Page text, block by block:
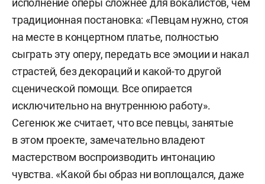
исполнение оперы сложнее для вокалистов, чем
традиционная постановка: «Певцам нужно, стоя
на месте в концертном платье, полностью
сыграть эту оперу, передать все эмоции и накал
страстей, без декораций и какой-то другой
сценической помощи. Все опирается
исключительно на внутреннюю работу».
Сегенюк же считает, что все певцы, занятые
в этом проекте, замечательно владеют
мастерством воспроизводить интонацию
чувства. «Какой бы образ ни воплощался, даже